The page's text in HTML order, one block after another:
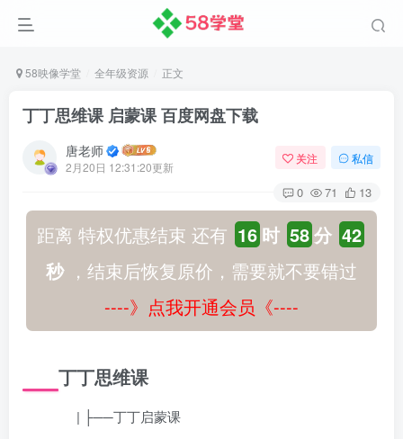
58映像学堂 全年级资源 正文
丁丁思维课 启蒙课 百度网盘下载
唐老师
2月20日 12:31:20更新
关注 私信
0 71 13
距离 特权优惠结束 还有 16 时 58分 41
秒，结束后恢复原价，需要就不要错过
----》点我开通会员《----
丁丁思维课
| ├──丁丁启蒙课